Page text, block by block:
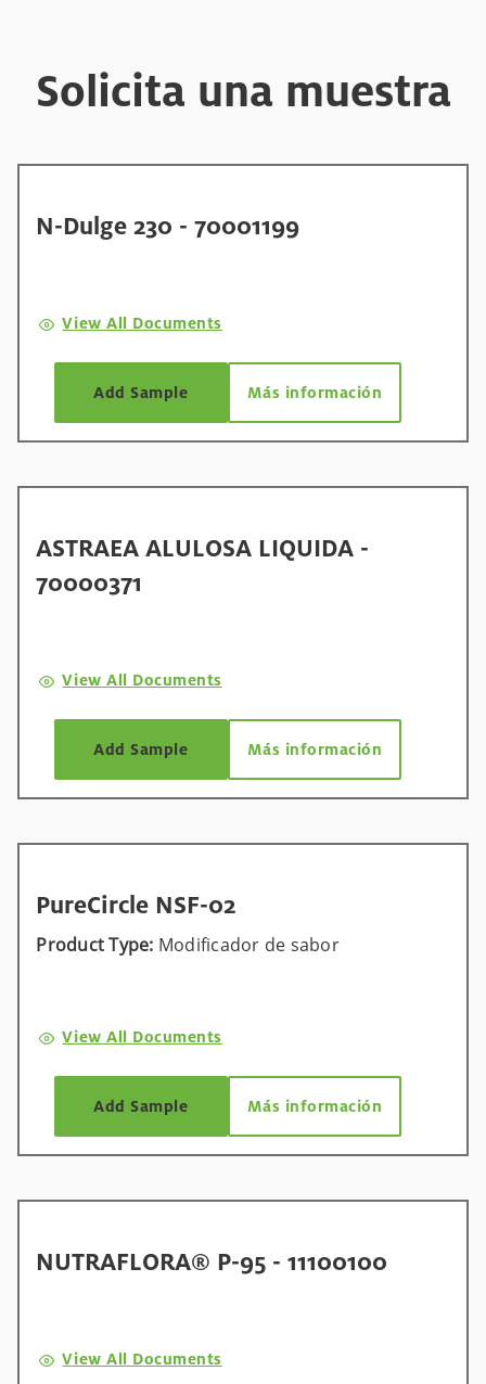
Solicita una muestra
N-Dulge 230 - 70001199
View All Documents
Add Sample Más información
ASTRAEA ALULOSA LIQUIDA -
70000371
View All Documents
Add Sample Más información
PureCircle NSF-02
Product Type: Modificador de sabor
View All Documents
Add Sample Más información
NUTRAFLORA® P-95 - 11100100
View All Documents